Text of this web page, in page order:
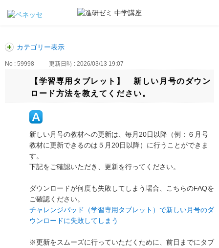
カテゴリー表示
No : 59998 更新日時 : 2026/03/13 19:07
【学習専用タブレット】 新しい月号のダウン
ロード方法を教えてください。
新しい月号の教材への更新は、毎月20日以降（例：６月号
教材に更新できるのは５月20日以降）に行うことができま
す。
下記をご確認いただき、更新を行ってください。
ダウンロードが何度も失敗してしまう場合、こちらのFAQを
ご確認ください。
チャレンジパッド（学習専用タブレット）で新しい月号のダ
ウンロードに失敗してしまう
※更新をスムーズに行っていただくために、前日までにタブ